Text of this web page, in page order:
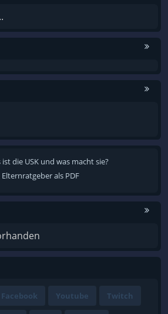
ist die USK und was macht sie?
Elternratgeber als PDF
Facebook Youtube Twitch